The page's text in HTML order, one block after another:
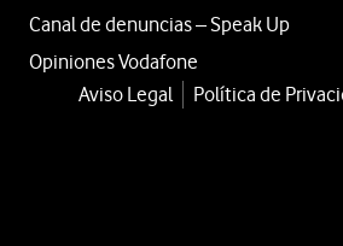
Canal de denuncias – Speak Up
Opiniones Vodafone
Aviso Legal Política de